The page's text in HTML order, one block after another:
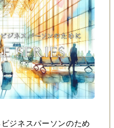
ジネスパーソンのため